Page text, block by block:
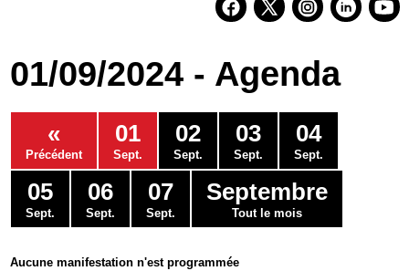
Economie
Services
Contacts
01/09/2024 - Agenda
«
Précédent
01
Sept.
02
Sept.
03
Sept.
04
Sept.
05
Sept.
06
Sept.
07
Sept.
Septembre
Tout le mois
Aucune manifestation n'est programmée